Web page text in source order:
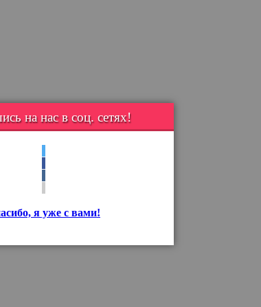
на нас в соц. сетях!
я уже с вами!